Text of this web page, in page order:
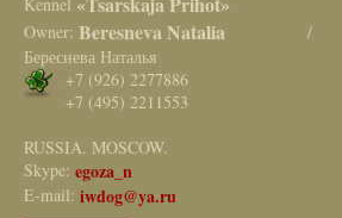
Kennel
Owner: Beresneva Natalia /
Береснева Наталья
+7 (926) 2277886
+7 (495) 2211553
RUSSIA. MOSCOW.
Skype: egoza_n
E-mail: iwdog@ya.ru